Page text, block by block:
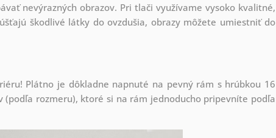
nevýrazných obrazov. Pri tlači využívame vysoko kvalitné,
škodlivé látky do ovzdušia, obrazy môžete umiestniť do
Plátno je dôkladne napnuté na pevný rám s hrúbkou 16
(podľa rozmeru), ktoré si na rám jednoducho pripevníte podľa